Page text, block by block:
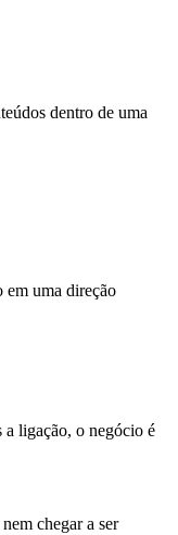
dentro de uma
em uma direção
a ligação, o negócio é
chegar a ser